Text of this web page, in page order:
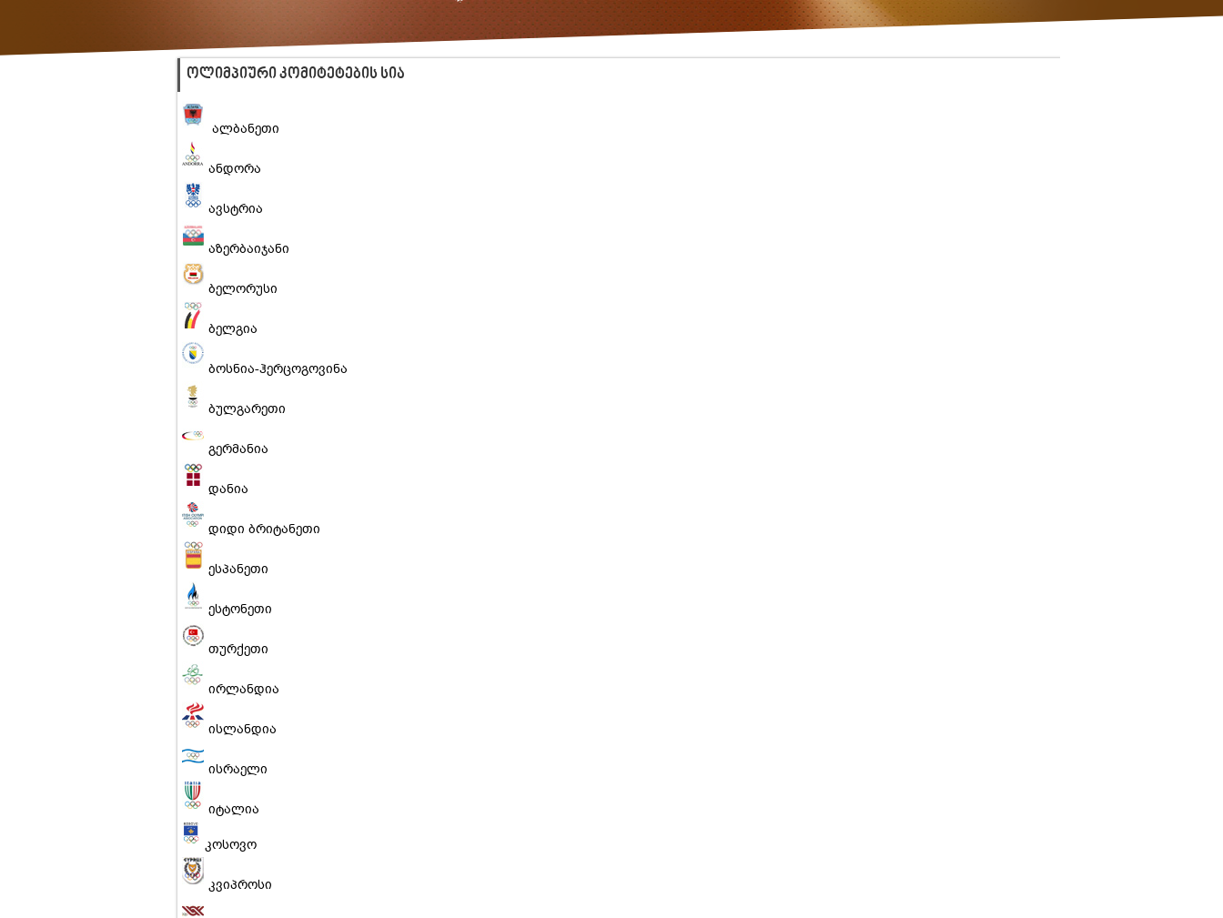
ᲝᲚᲘᲛᲞᲘᲣᲠᲘ ᲙᲝᲛᲘᲢᲔᲢᲔᲑᲘᲡ ᲡᲘᲐ
ალბანეთი
ანდორა
ავსტრია
აზერბაიჯანი
ბელორუსი
ბელგია
ბოსნია-ჰერცოგოვინა
ბულგარეთი
გერმანია
დანია
დიდი ბრიტანეთი
ესპანეთი
ესტონეთი
თურქეთი
ირლანდია
ისლანდია
ისრაელი
იტალია
კოსოვო
კვიპროსი